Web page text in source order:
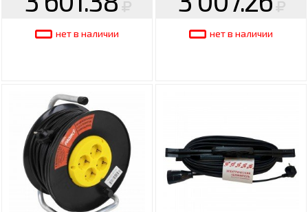
нет в наличии нет в наличии